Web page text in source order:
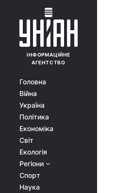
ІНФОРМАЦІЙНЕ
АГЕНТСТВО
Головна
Війна
Україна
Політика
Економіка
Світ
Екологія
Регіони
Спорт
Наука